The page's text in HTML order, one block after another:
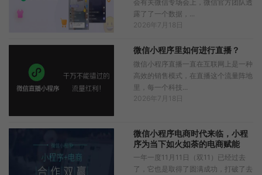
会有关微信专场会上，微信官方团队透
露了了一个数据，...
2026年7月18日
微信小程序里如何进行直播？
微信小程序直播一直在互联网上是一种
高效的销售模式，在直播这个流量阵地
里，每一个科技...
2026年7月18日
微信小程序电商时代来临，小程
序为当下如火如荼的电商赋能
一年一度11月11日（双11）已经过去
了，它也是取得了圆满成功，打破了去